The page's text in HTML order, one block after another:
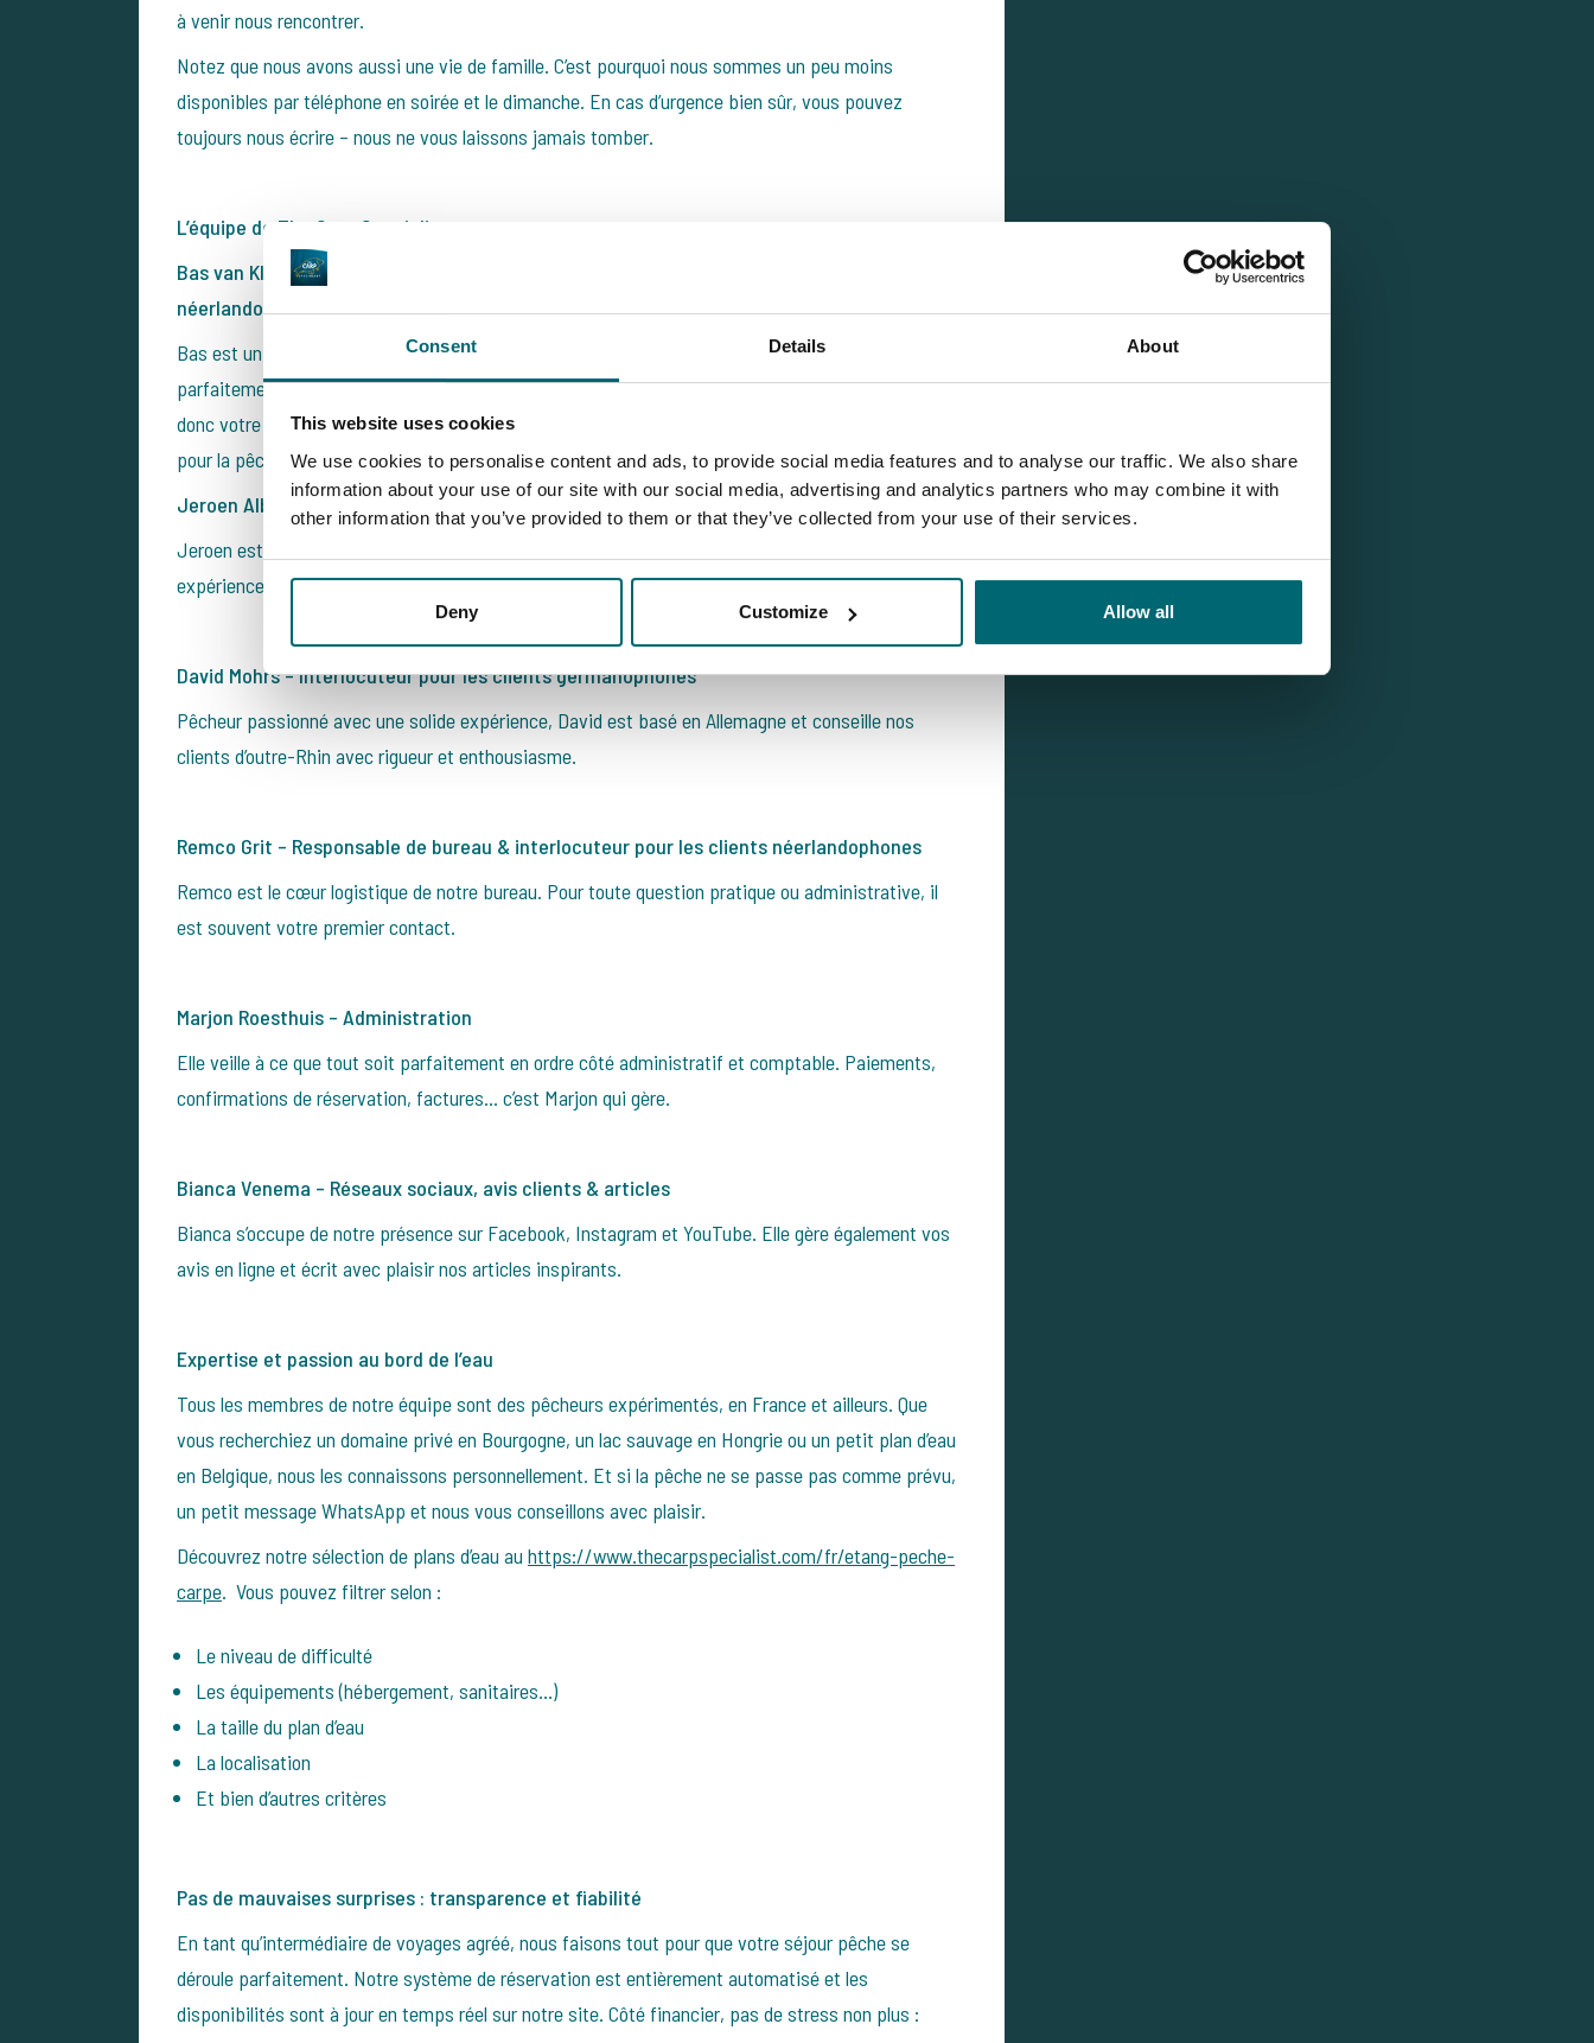
Consent Details About
This website uses cookies
We use cookies to personalise content and ads, to provide social media features and to analyse our traffic. We also share
information about your use of our site with our social media, advertising and analytics partners who may combine it with
other information that you’ve provided to them or that they’ve collected from your use of their services.
Deny Customize Allow all
à venir nous rencontrer.
Notez que nous avons aussi une vie de famille. C’est pourquoi nous sommes un peu moins
disponibles par téléphone en soirée et le dimanche. En cas d’urgence bien sûr, vous pouvez
toujours nous écrire – nous ne vous laissons jamais tomber.
L’équipe de The Carp Specialist
Bas van Klaveren – Co-fondateur & interlocuteur pour les clients francophones,
néerlandophones et anglophones
Bas est un visage bien connu dans le monde de la carpe. Il a vécu plusieurs années en France, parle
parfaitement la langue, et connaît chaque plan d’eau de notre offre. Pour nos amis Français, il est
donc votre contact privilégié. Vous pouvez l’appeler "Sébastien" si c’est plus simple ! Sa passion
pour la pêche et le contact client fait de lui l’un des piliers de The Carp Specialist.
Jeroen Albers – Co-fondateur & interlocuteur pour les clients germanophones
Jeroen est la référence pour nos clients allemands. Avec un allemand impeccable et une grande
expérience de terrain, il saura vous orienter vers les meilleures destinations.
David Mohrs – Interlocuteur pour les clients germanophones
Pêcheur passionné avec une solide expérience, David est basé en Allemagne et conseille nos
clients d’outre-Rhin avec rigueur et enthousiasme.
Remco Grit – Responsable de bureau & interlocuteur pour les clients néerlandophones
Remco est le cœur logistique de notre bureau. Pour toute question pratique ou administrative, il
est souvent votre premier contact.
Marjon Roesthuis – Administration
Elle veille à ce que tout soit parfaitement en ordre côté administratif et comptable. Paiements,
confirmations de réservation, factures… c’est Marjon qui gère.
Bianca Venema – Réseaux sociaux, avis clients & articles
Bianca s’occupe de notre présence sur Facebook, Instagram et YouTube. Elle gère également vos
avis en ligne et écrit avec plaisir nos articles inspirants.
Expertise et passion au bord de l’eau
Tous les membres de notre équipe sont des pêcheurs expérimentés, en France et ailleurs. Que
vous recherchiez un domaine privé en Bourgogne, un lac sauvage en Hongrie ou un petit plan d’eau
en Belgique, nous les connaissons personnellement. Et si la pêche ne se passe pas comme prévu,
un petit message WhatsApp et nous vous conseillons avec plaisir.
Découvrez notre sélection de plans d’eau au https://www.thecarpspecialist.com/fr/etang-peche-
carpe. Vous pouvez filtrer selon :
Le niveau de difficulté
Les équipements (hébergement, sanitaires…)
La taille du plan d’eau
La localisation
Et bien d’autres critères
Pas de mauvaises surprises : transparence et fiabilité
En tant qu’intermédiaire de voyages agréé, nous faisons tout pour que votre séjour pêche se
déroule parfaitement. Notre système de réservation est entièrement automatisé et les
disponibilités sont à jour en temps réel sur notre site. Côté financier, pas de stress non plus :